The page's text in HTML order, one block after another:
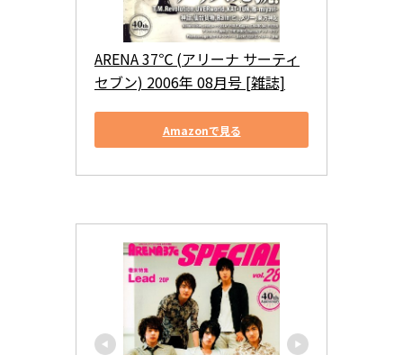
ARENA 37℃ (アリーナ サーティ
セブン) 2006年 08月号 [雑誌]
Amazonで見る